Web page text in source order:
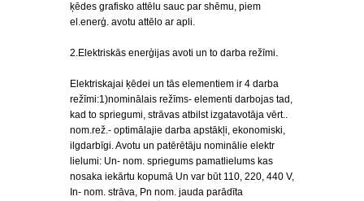
ķēdes grafisko attēlu sauc par shēmu, piem
el.enerģ. avotu attēlo ar apli.
2.Elektriskās enerģijas avoti un to darba režīmi.
Elektriskajai ķēdei un tās elementiem ir 4 darba
režīmi:1)nominālais režīms- elementi darbojas tad,
kad to spriegumi, strāvas atbilst izgatavotāja vērt..
nom.rež.- optimālajie darba apstākļi, ekonomiski,
ilgdarbīgi. Avotu un patērētāju nominālie elektr
lielumi: Un- nom. spriegums pamatlielums kas
nosaka iekārtu kopumā Un var būt 110, 220, 440 V,
In- nom. strāva, Pn nom. jauda parādīta